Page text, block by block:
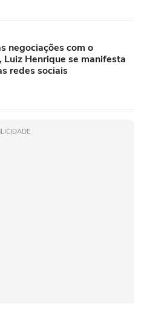
negociações com o
Luiz Henrique se manifesta
redes sociais